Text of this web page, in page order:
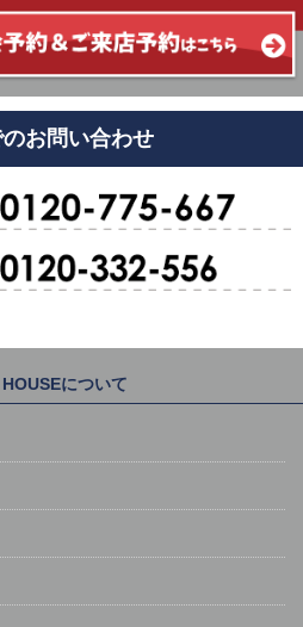
お問い合わせ
について